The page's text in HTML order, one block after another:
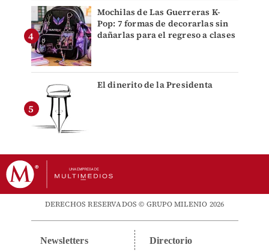
Mochilas de Las Guerreras K-
Pop: 7 formas de decorarlas sin
dañarlas para el regreso a clases
El dinerito de la Presidenta
DERECHOS RESERVADOS © GRUPO MILENIO 2026
Newsletters Directorio